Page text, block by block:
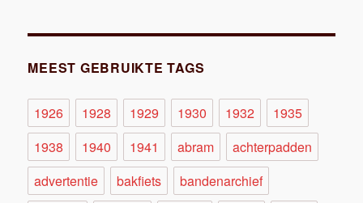
MEEST GEBRUIKTE TAGS
1926 1928 1929 1930 1932
1935
1938
1940 1941 abram
achterpadden
advertentie
bakfiets
bandenarchief